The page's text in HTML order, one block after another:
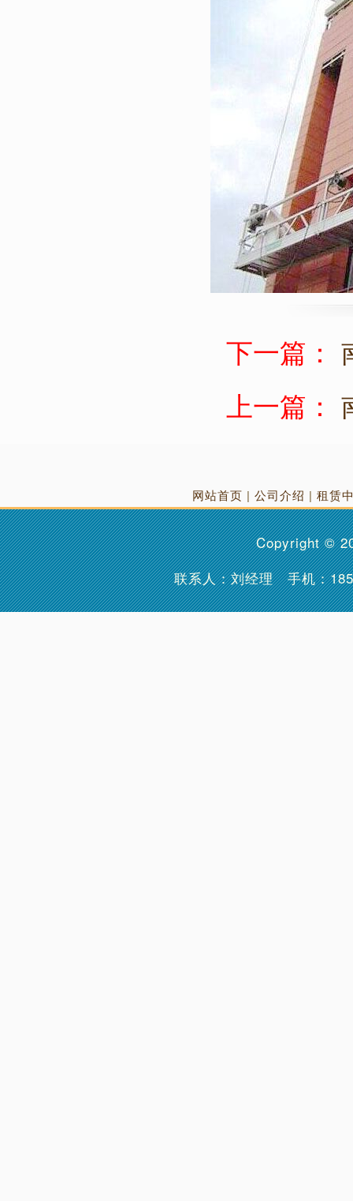
下一篇：
上一篇：
网站首页 | 公司介绍 | 租赁
Copyright ©
联系人：刘经理 手机：